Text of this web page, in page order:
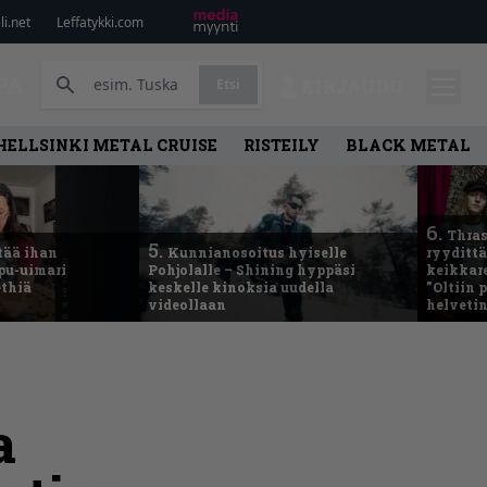
Leffatykki.com
METAL CRUISE RISTEILY BLACK METAL
ihan
uimari
5. Kunnianosoitus hyiselle
Pohjolalle – Shining hyppäsi
keskelle kinoksia uudella
videollaan
6.
”Oltiin